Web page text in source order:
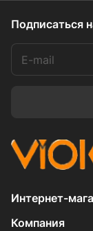
Подписаться
Интернет-
Компания